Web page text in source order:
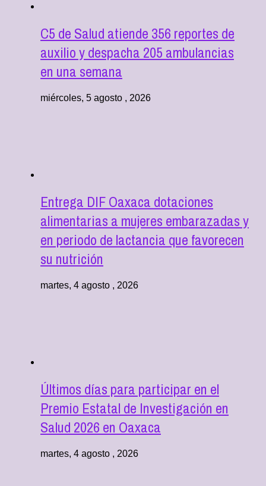
C5 de Salud atiende 356 reportes de
auxilio y despacha 205 ambulancias
en una semana
miércoles, 5 agosto , 2026
Entrega DIF Oaxaca dotaciones
alimentarias a mujeres embarazadas y
en periodo de lactancia que favorecen
su nutrición
martes, 4 agosto , 2026
Últimos días para participar en el
Premio Estatal de Investigación en
Salud 2026 en Oaxaca
martes, 4 agosto , 2026